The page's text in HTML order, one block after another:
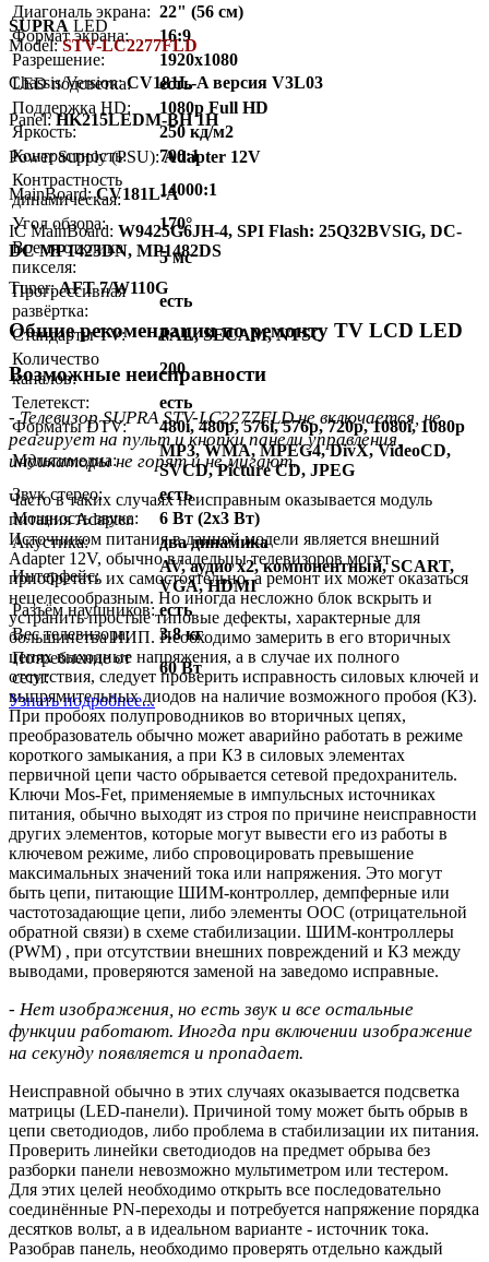
Диагональ экрана: 22" (56 см)
Формат экрана:
16:9
Разрешение:
1920x1080
LED подсветка:
есть
Поддержка HD:
1080p Full HD
Яркость:
250 кд/м2
Контрастность:
700:1
Контрастность
динамическая:
14000:1
Угол обзора:
170°
Время отклика
пикселя:
5 мс
Прогрессивная
развёртка:
есть
Стандарты TV:
PAL, SECAM, NTSC
Количество
каналов:
200
Телетекст:
есть
Форматы DTV:
480i, 480p, 576i, 576p, 720p, 1080i, 1080p
Мультимедиа:
MP3, WMA, MPEG4, DivX, VideoCD,
SVCD, Picture CD, JPEG
Звук стерео:
есть
Мощность звука:
6 Вт (2х3 Вт)
Акустика:
два динамика
Интерфейс:
AV, аудио x2, компонентный, SCART,
VGA, HDMI
Разъём наушников: есть
Вес телевизора:
3.8 кг
Потребление от
сети:
60 Вт
Узнать подробнее...
SUPRA LED
Model:STV-LC2277FLD
Chassis/Version:CV181L-A версия V3L03
Panel:HK215LEDM-BH 1H
Power Supply (PSU):Adapter 12V
MainBoard:CV181L-A
IC MainBoard: W9425G6JH-4, SPI Flash: 25Q32BVSIG, DC-
DC MP1423DN, MP1482DS
Тuner:AFT 7/W110G
Общие рекомендации по ремонту TV LCD LED
Возможные неисправности
- Телевизор SUPRA STV-LC2277FLD не включается, не
реагирует на пульт и кнопки панели управления,
индикаторы не горят и не мигают.
Часто в таких случаях неисправным оказывается модуль
питания Adapter.
Источником питания в данной модели является внешний
Adapter 12V, обычно владельцы телевизоров могут
приобретать их самостоятельно, а ремонт их может оказаться
нецелесообразным. Но иногда несложно блок вскрыть и
устранить простые типовые дефекты, характерные для
большинства ИИП. Необходимо замерить в его вторичных
цепях выходные напряжения, а в случае их полного
отсутствия, следует проверить исправность силовых ключей и
выпрямительных диодов на наличие возможного пробоя (КЗ).
При пробоях полупроводников во вторичных цепях,
преобразователь обычно может аварийно работать в режиме
короткого замыкания, а при КЗ в силовых элементах
первичной цепи часто обрывается сетевой предохранитель.
Ключи Mos-Fet, применяемые в импульсных источниках
питания, обычно выходят из строя по причине неисправности
других элементов, которые могут вывести его из работы в
ключевом режиме, либо спровоцировать превышение
максимальных значений тока или напряжения. Это могут
быть цепи, питающие ШИМ-контроллер, демпферные или
частотозадающие цепи, либо элементы ООС (отрицательной
обратной связи) в схеме стабилизации. ШИМ-контроллеры
(PWM) , при отсутствии внешних повреждений и КЗ между
выводами, проверяются заменой на заведомо исправные.
- Нет изображения, но есть звук и все остальные
функции работают. Иногда при включении изображение
на секунду появляется и пропадает.
Неисправной обычно в этих случаях оказывается подсветка
матрицы (LED-панели). Причиной тому может быть обрыв в
цепи светодиодов, либо проблема в стабилизации их питания.
Проверить линейки светодиодов на предмет обрыва без
разборки панели невозможно мультиметром или тестером.
Для этих целей необходимо открыть все последовательно
соединённые PN-переходы и потребуется напряжение порядка
десятков вольт, а в идеальном варианте - источник тока.
Разобрав панель, необходимо проверять отдельно каждый